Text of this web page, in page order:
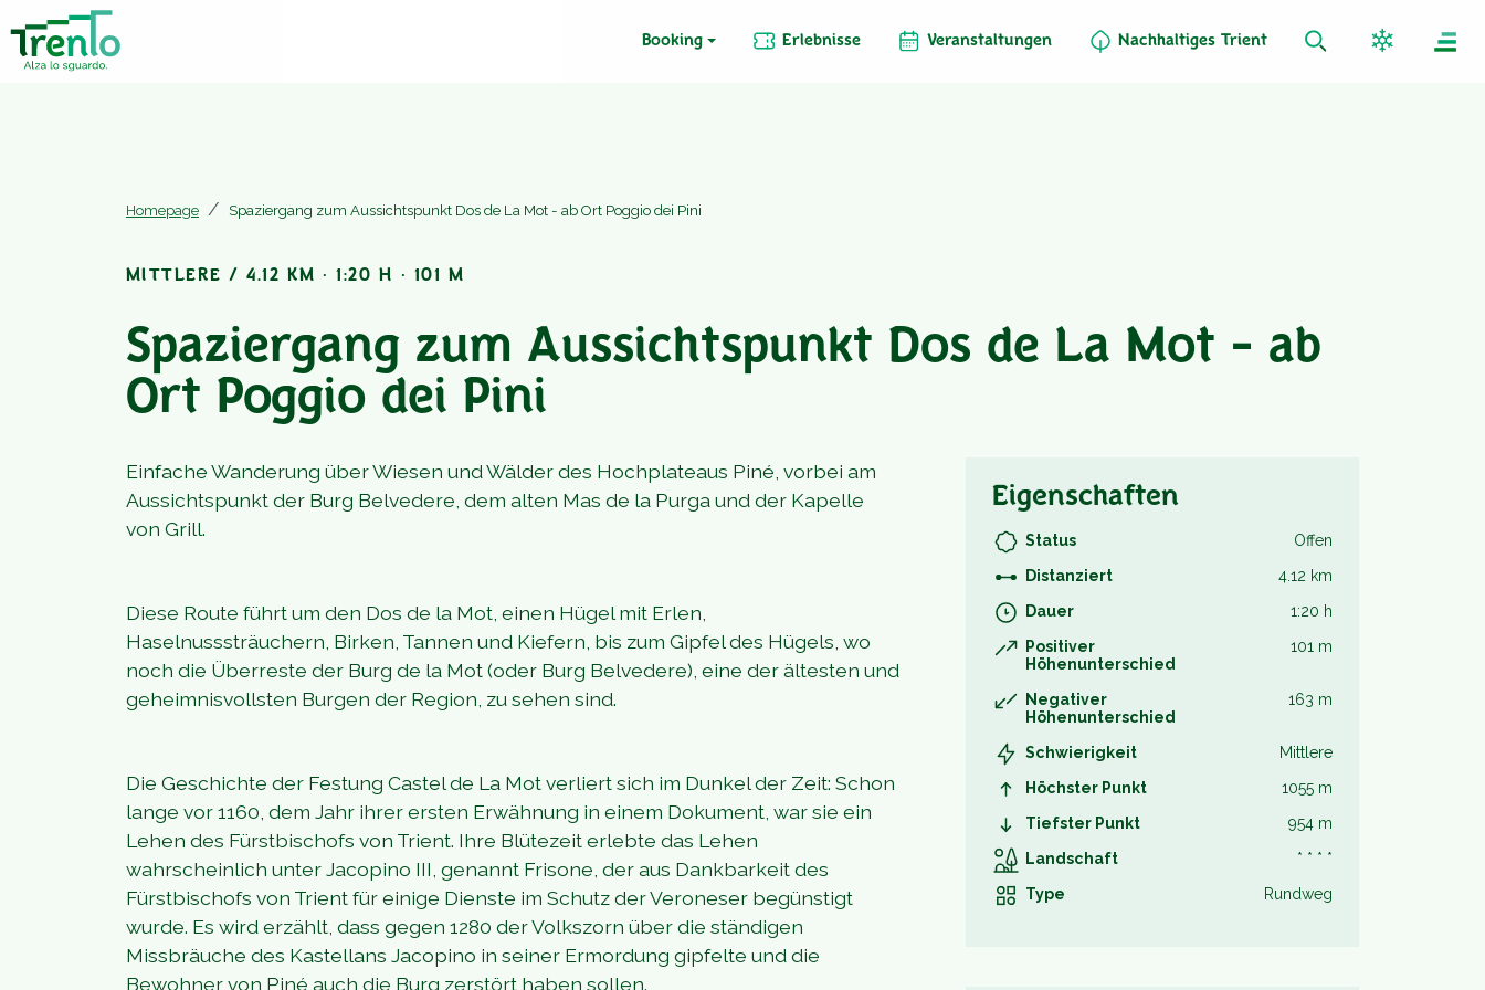
Booking Erlebnisse Veranstaltungen Nachhaltiges Trient
Homepage Spaziergang zum Aussichtspunkt Dos de La Mot - ab Ort Poggio dei Pini
Spaziergang zum Aussichtspunkt Dos de La Mot - ab
Ort Poggio dei Pini
MITTLERE / 4.12 KM · 1:20 H · 101 M
Einfache Wanderung über Wiesen und Wälder des Hochplateaus Piné, vorbei am
Aussichtspunkt der Burg Belvedere, dem alten Mas de la Purga und der Kapelle
von Grill.
Diese Route führt um den Dos de la Mot, einen Hügel mit Erlen,
Haselnusssträuchern, Birken, Tannen und Kiefern, bis zum Gipfel des Hügels, wo
noch die Überreste der Burg de la Mot (oder Burg Belvedere), eine der ältesten und
geheimnisvollsten Burgen der Region, zu sehen sind.
Die Geschichte der Festung Castel de La Mot verliert sich im Dunkel der Zeit: Schon
lange vor 1160, dem Jahr ihrer ersten Erwähnung in einem Dokument, war sie ein
Lehen des Fürstbischofs von Trient. Ihre Blütezeit erlebte das Lehen
wahrscheinlich unter Jacopino III, genannt Frisone, der aus Dankbarkeit des
Fürstbischofs von Trient für einige Dienste im Schutz der Veroneser begünstigt
wurde. Es wird erzählt, dass gegen 1280 der Volkszorn über die ständigen
Missbräuche des Kastellans Jacopino in seiner Ermordung gipfelte und die
Bewohner von Piné auch die Burg zerstört haben sollen.
Eigenschaften
Status
Offen
Distanziert
4.12 km
Dauer
1:20 h
Positiver
Höhenunterschied
101 m
Negativer
Höhenunterschied
163 m
Schwierigkeit
Mittlere
Höchster Punkt
1055 m
Tiefster Punkt
954 m
Landschaft
* * * *
Type
Rundweg